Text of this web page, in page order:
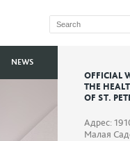
OFFICIAL
THE
OF ST.
Адрес:
Малая
NEWS